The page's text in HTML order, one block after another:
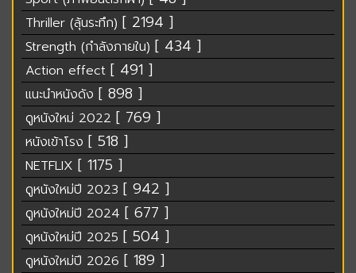
Thriller (ลุ้นระทึก) [ 2194 ]
Strength (กำลังภายใน) [ 434 ]
Action effect [ 491 ]
แนะนำหนังดัง [ 898 ]
ดูหนังใหม่ 2022 [ 769 ]
หนังเข้าโรง [ 518 ]
NETFLIX [ 1175 ]
ดูหนังใหม่ปี 2023 [ 942 ]
ดูหนังใหม่ปี 2024 [ 677 ]
ดูหนังใหม่ปี 2025 [ 504 ]
ดูหนังใหม่ปี 2026 [ 189 ]